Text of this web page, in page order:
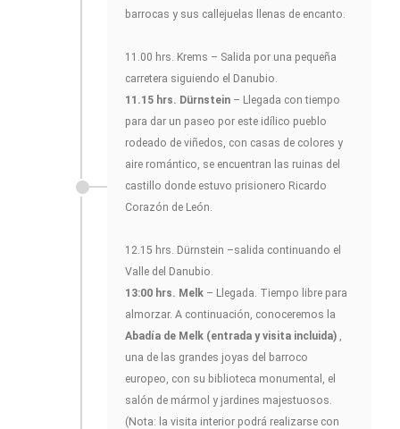
barrocas y sus callejuelas llenas de encanto.
11.00 hrs. Krems – Salida por una pequeña
carretera siguiendo el Danubio.
11.15 hrs. Dürnstein – Llegada con tiempo
para dar un paseo por este idílico pueblo
rodeado de viñedos, con casas de colores y
aire romántico, se encuentran las ruinas del
castillo donde estuvo prisionero Ricardo
Corazón de León.
12.15 hrs. Dürnstein –salida continuando el
Valle del Danubio.
13:00 hrs. Melk – Llegada. Tiempo libre para
almorzar. A continuación, conoceremos la
Abadía de Melk (entrada y visita incluida)
una de las grandes joyas del barroco
europeo, con su biblioteca monumental, el
salón de mármol y jardines majestuosos.
(Nota: la visita interior podrá realizarse con